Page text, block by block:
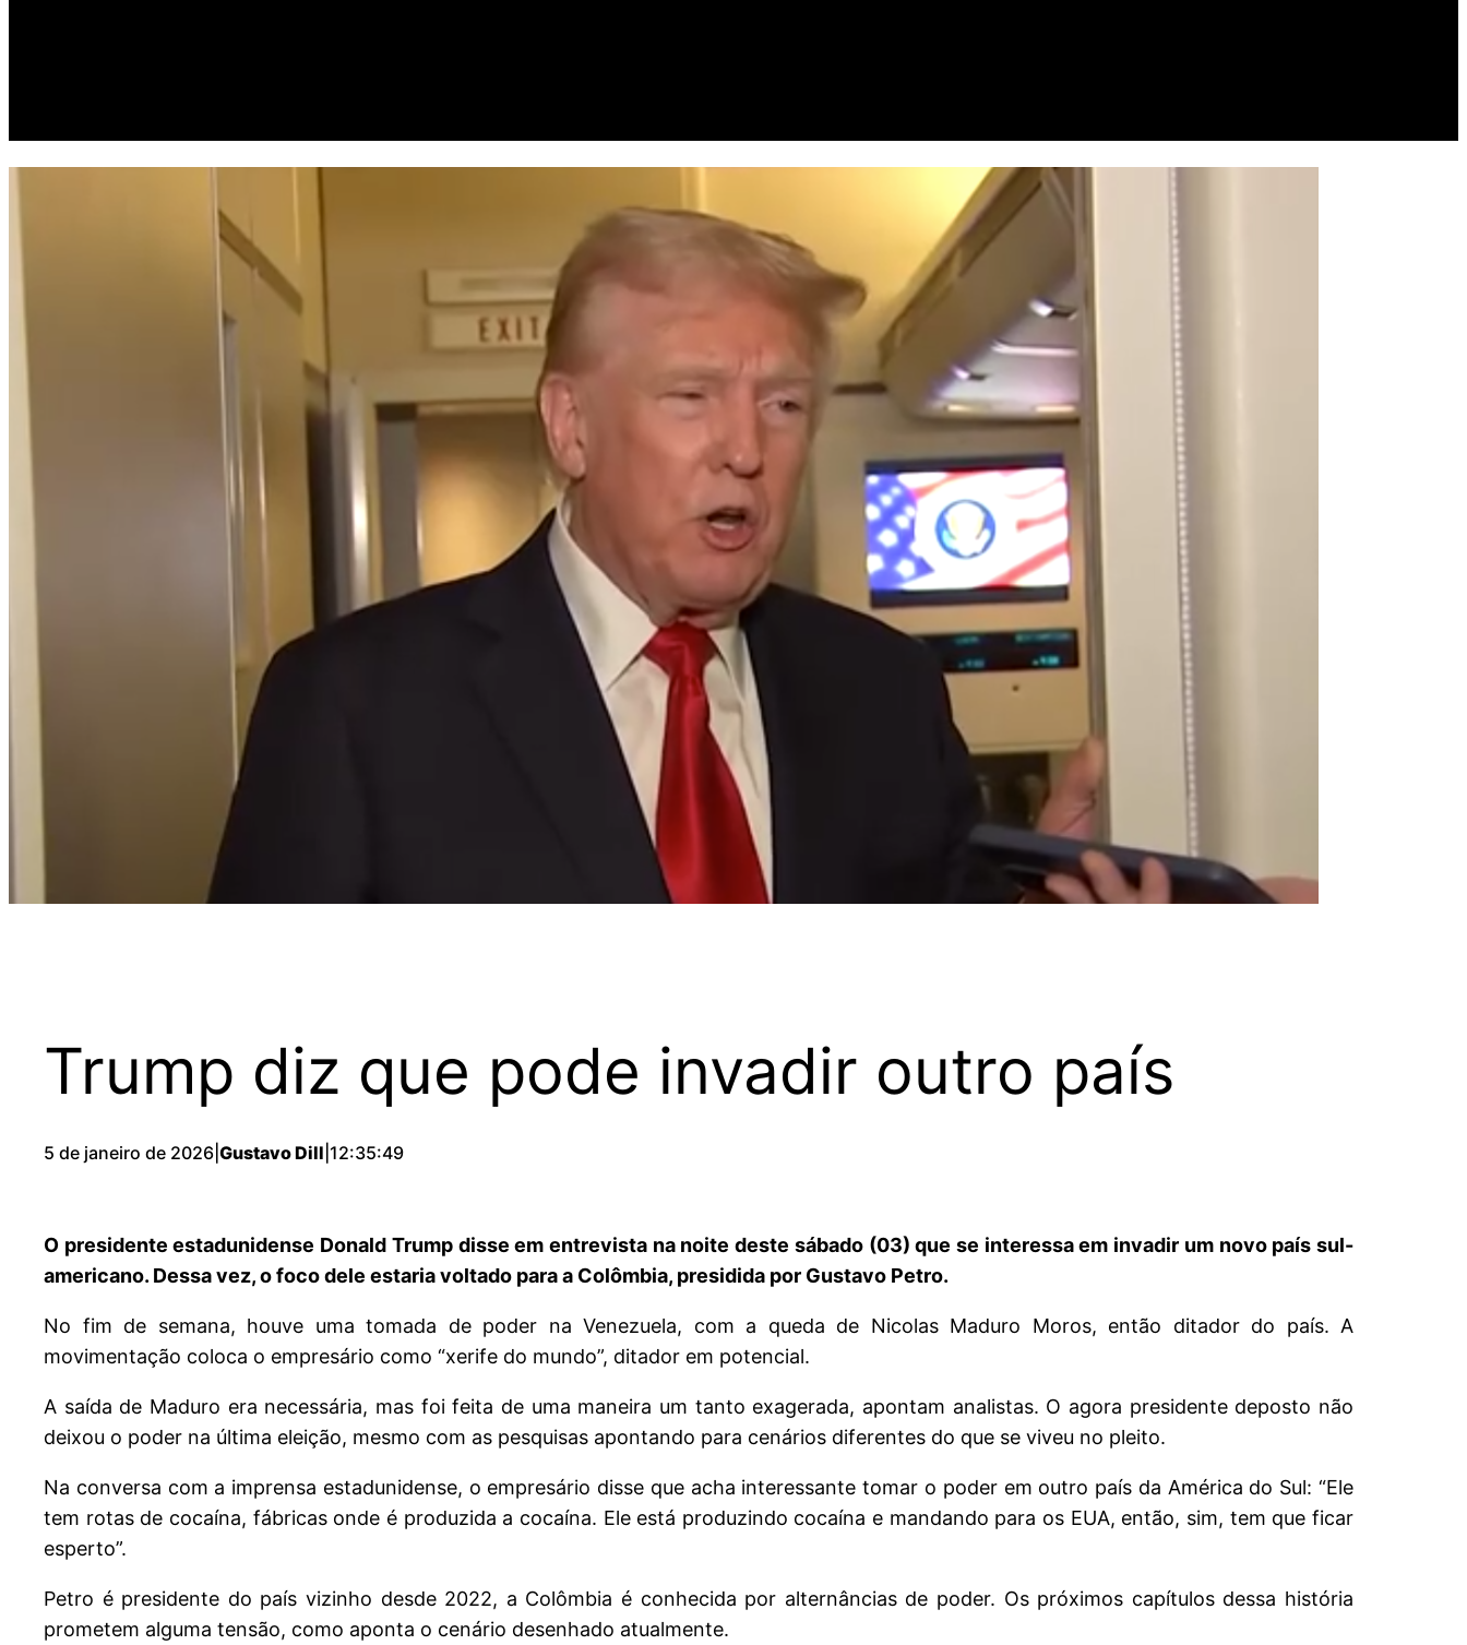
Trump diz que pode invadir outro país
5 de janeiro de 2026 Gustavo Dill 12:35:49
O presidente estadunidense Donald Trump disse em entrevista na noite deste sábado (03) que se interessa em invadir um novo país sul-
americano. Dessa vez, o foco dele estaria voltado para a Colômbia, presidida por Gustavo Petro.
No fim de semana, houve uma tomada de poder na Venezuela, com a queda de Nicolas Maduro Moros, então ditador do país. A
movimentação coloca o empresário como “xerife do mundo”, ditador em potencial.
A saída de Maduro era necessária, mas foi feita de uma maneira um tanto exagerada, apontam analistas. O agora presidente deposto não
deixou o poder na última eleição, mesmo com as pesquisas apontando para cenários diferentes do que se viveu no pleito.
Na conversa com a imprensa estadunidense, o empresário disse que acha interessante tomar o poder em outro país da América do Sul: “Ele
tem rotas de cocaína, fábricas onde é produzida a cocaína. Ele está produzindo cocaína e mandando para os EUA, então, sim, tem que ficar
esperto”.
Petro é presidente do país vizinho desde 2022, a Colômbia é conhecida por alternâncias de poder. Os próximos capítulos dessa história
prometem alguma tensão, como aponta o cenário desenhado atualmente.